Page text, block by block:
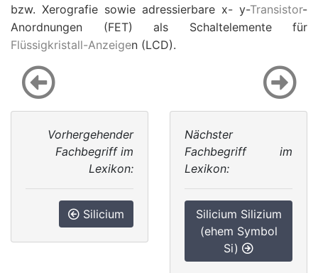
bzw. Xerografie sowie adressierbare x- y-Transistor-
Anordnungen (FET) als Schaltelemente für
Flüssigkristall-Anzeigen (LCD).
Vorhergehender
Fachbegriff im
Lexikon:
Silicium
Nächster
Fachbegriff im
Lexikon:
Silicium Silizium
(ehem Symbol
Si)